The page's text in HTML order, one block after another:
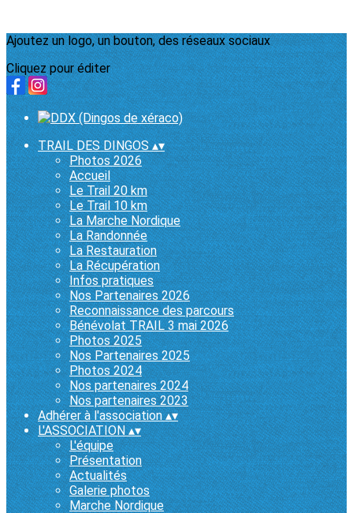
Ajoutez un logo, un bouton, des réseaux sociaux
Cliquez pour éditer
TRAIL DES DINGOS▴▾
Photos 2026
Accueil
Le Trail 20 km
Le Trail 10 km
La Marche Nordique
La Randonnée
La Restauration
La Récupération
Infos pratiques
Nos Partenaires 2026
Reconnaissance des parcours
Bénévolat TRAIL 3 mai 2026
Photos 2025
Nos Partenaires 2025
Photos 2024
Nos partenaires 2024
Nos partenaires 2023
Adhérer à l'association▴▾
L'ASSOCIATION▴▾
L'équipe
Présentation
Actualités
Galerie photos
Marche Nordique